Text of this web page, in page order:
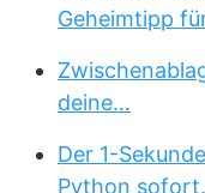
Geheimtipp
deine…
Der 1-
Python